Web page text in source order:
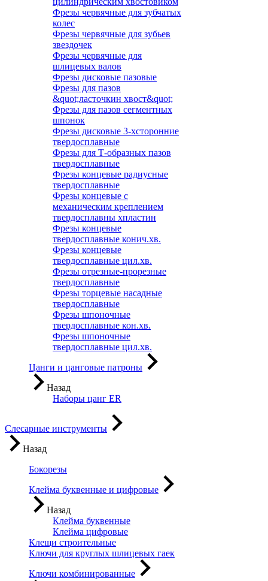
Фрезы червячные для зубчатых
колес
Фрезы червячные для зубьев
звездочек
Фрезы червячные для
шлицевых валов
Фрезы дисковые пазовые
Фрезы для пазов
&quot;ласточкин хвост&quot;
Фрезы для пазов сегментных
шпонок
Фрезы дисковые 3-хсторонние
твердосплавные
Фрезы для Т-образных пазов
твердосплавные
Фрезы концевые радиусные
твердосплавные
Фрезы концевые с
механическим креплением
твердосплавны хпластин
Фрезы концевые
твердосплавные конич.хв.
Фрезы концевые
твердосплавные цил.хв.
Фрезы отрезные-прорезные
твердосплавные
Фрезы торцевые насадные
твердосплавные
Фрезы шпоночные
твердосплавные кон.хв.
Фрезы шпоночные
твердосплавные цил.хв.
Цанги и цанговые патроны
Назад
Наборы цанг ER
Слесарные инструменты
Назад
Бокорезы
Клейма буквенные и цифровые
Назад
Клейма буквенные
Клейма цифровые
Клещи строительные
Ключи для круглых шлицевых гаек
Ключи комбинированные